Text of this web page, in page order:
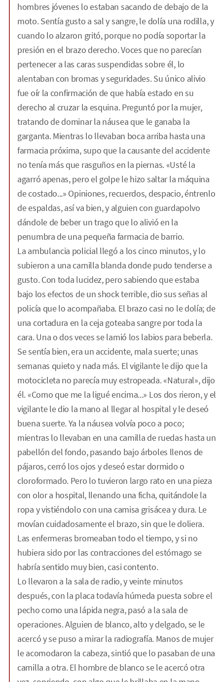
hombres jóvenes lo estaban sacando de debajo de la
moto. Sentía gusto a sal y sangre, le dolía una rodilla, y
cuando lo alzaron gritó, porque no podía soportar la
presión en el brazo derecho. Voces que no parecían
pertenecer a las caras suspendidas sobre él, lo
alentaban con bromas y seguridades. Su único alivio
fue oír la confirmación de que había estado en su
derecho al cruzar la esquina. Preguntó por la mujer,
tratando de dominar la náusea que le ganaba la
garganta. Mientras lo llevaban boca arriba hasta una
farmacia próxima, supo que la causante del accidente
no tenía más que rasguños en la piernas. «Usté la
agarró apenas, pero el golpe le hizo saltar la máquina
de costado...» Opiniones, recuerdos, despacio, éntrenlo
de espaldas, así va bien, y alguien con guardapolvo
dándole de beber un trago que lo alivió en la
penumbra de una pequeña farmacia de barrio.
La ambulancia policial llegó a los cinco minutos, y lo
subieron a una camilla blanda donde pudo tenderse a
gusto. Con toda lucidez, pero sabiendo que estaba
bajo los efectos de un shock terrible, dio sus señas al
policía que lo acompañaba. El brazo casi no le dolía; de
una cortadura en la ceja goteaba sangre por toda la
cara. Una o dos veces se lamió los labios para beberla.
Se sentía bien, era un accidente, mala suerte; unas
semanas quieto y nada más. El vigilante le dijo que la
motocicleta no parecía muy estropeada. «Natural», dijo
él. «Como que me la ligué encima...» Los dos rieron, y el
vigilante le dio la mano al llegar al hospital y le deseó
buena suerte. Ya la náusea volvía poco a poco;
mientras lo llevaban en una camilla de ruedas hasta un
pabellón del fondo, pasando bajo árboles llenos de
pájaros, cerró los ojos y deseó estar dormido o
cloroformado. Pero lo tuvieron largo rato en una pieza
con olor a hospital, llenando una ficha, quitándole la
ropa y vistiéndolo con una camisa grisácea y dura. Le
movían cuidadosamente el brazo, sin que le doliera.
Las enfermeras bromeaban todo el tiempo, y si no
hubiera sido por las contracciones del estómago se
habría sentido muy bien, casi contento.
Lo llevaron a la sala de radio, y veinte minutos
después, con la placa todavía húmeda puesta sobre el
pecho como una lápida negra, pasó a la sala de
operaciones. Alguien de blanco, alto y delgado, se le
acercó y se puso a mirar la radiografía. Manos de mujer
le acomodaron la cabeza, sintió que lo pasaban de una
camilla a otra. El hombre de blanco se le acercó otra